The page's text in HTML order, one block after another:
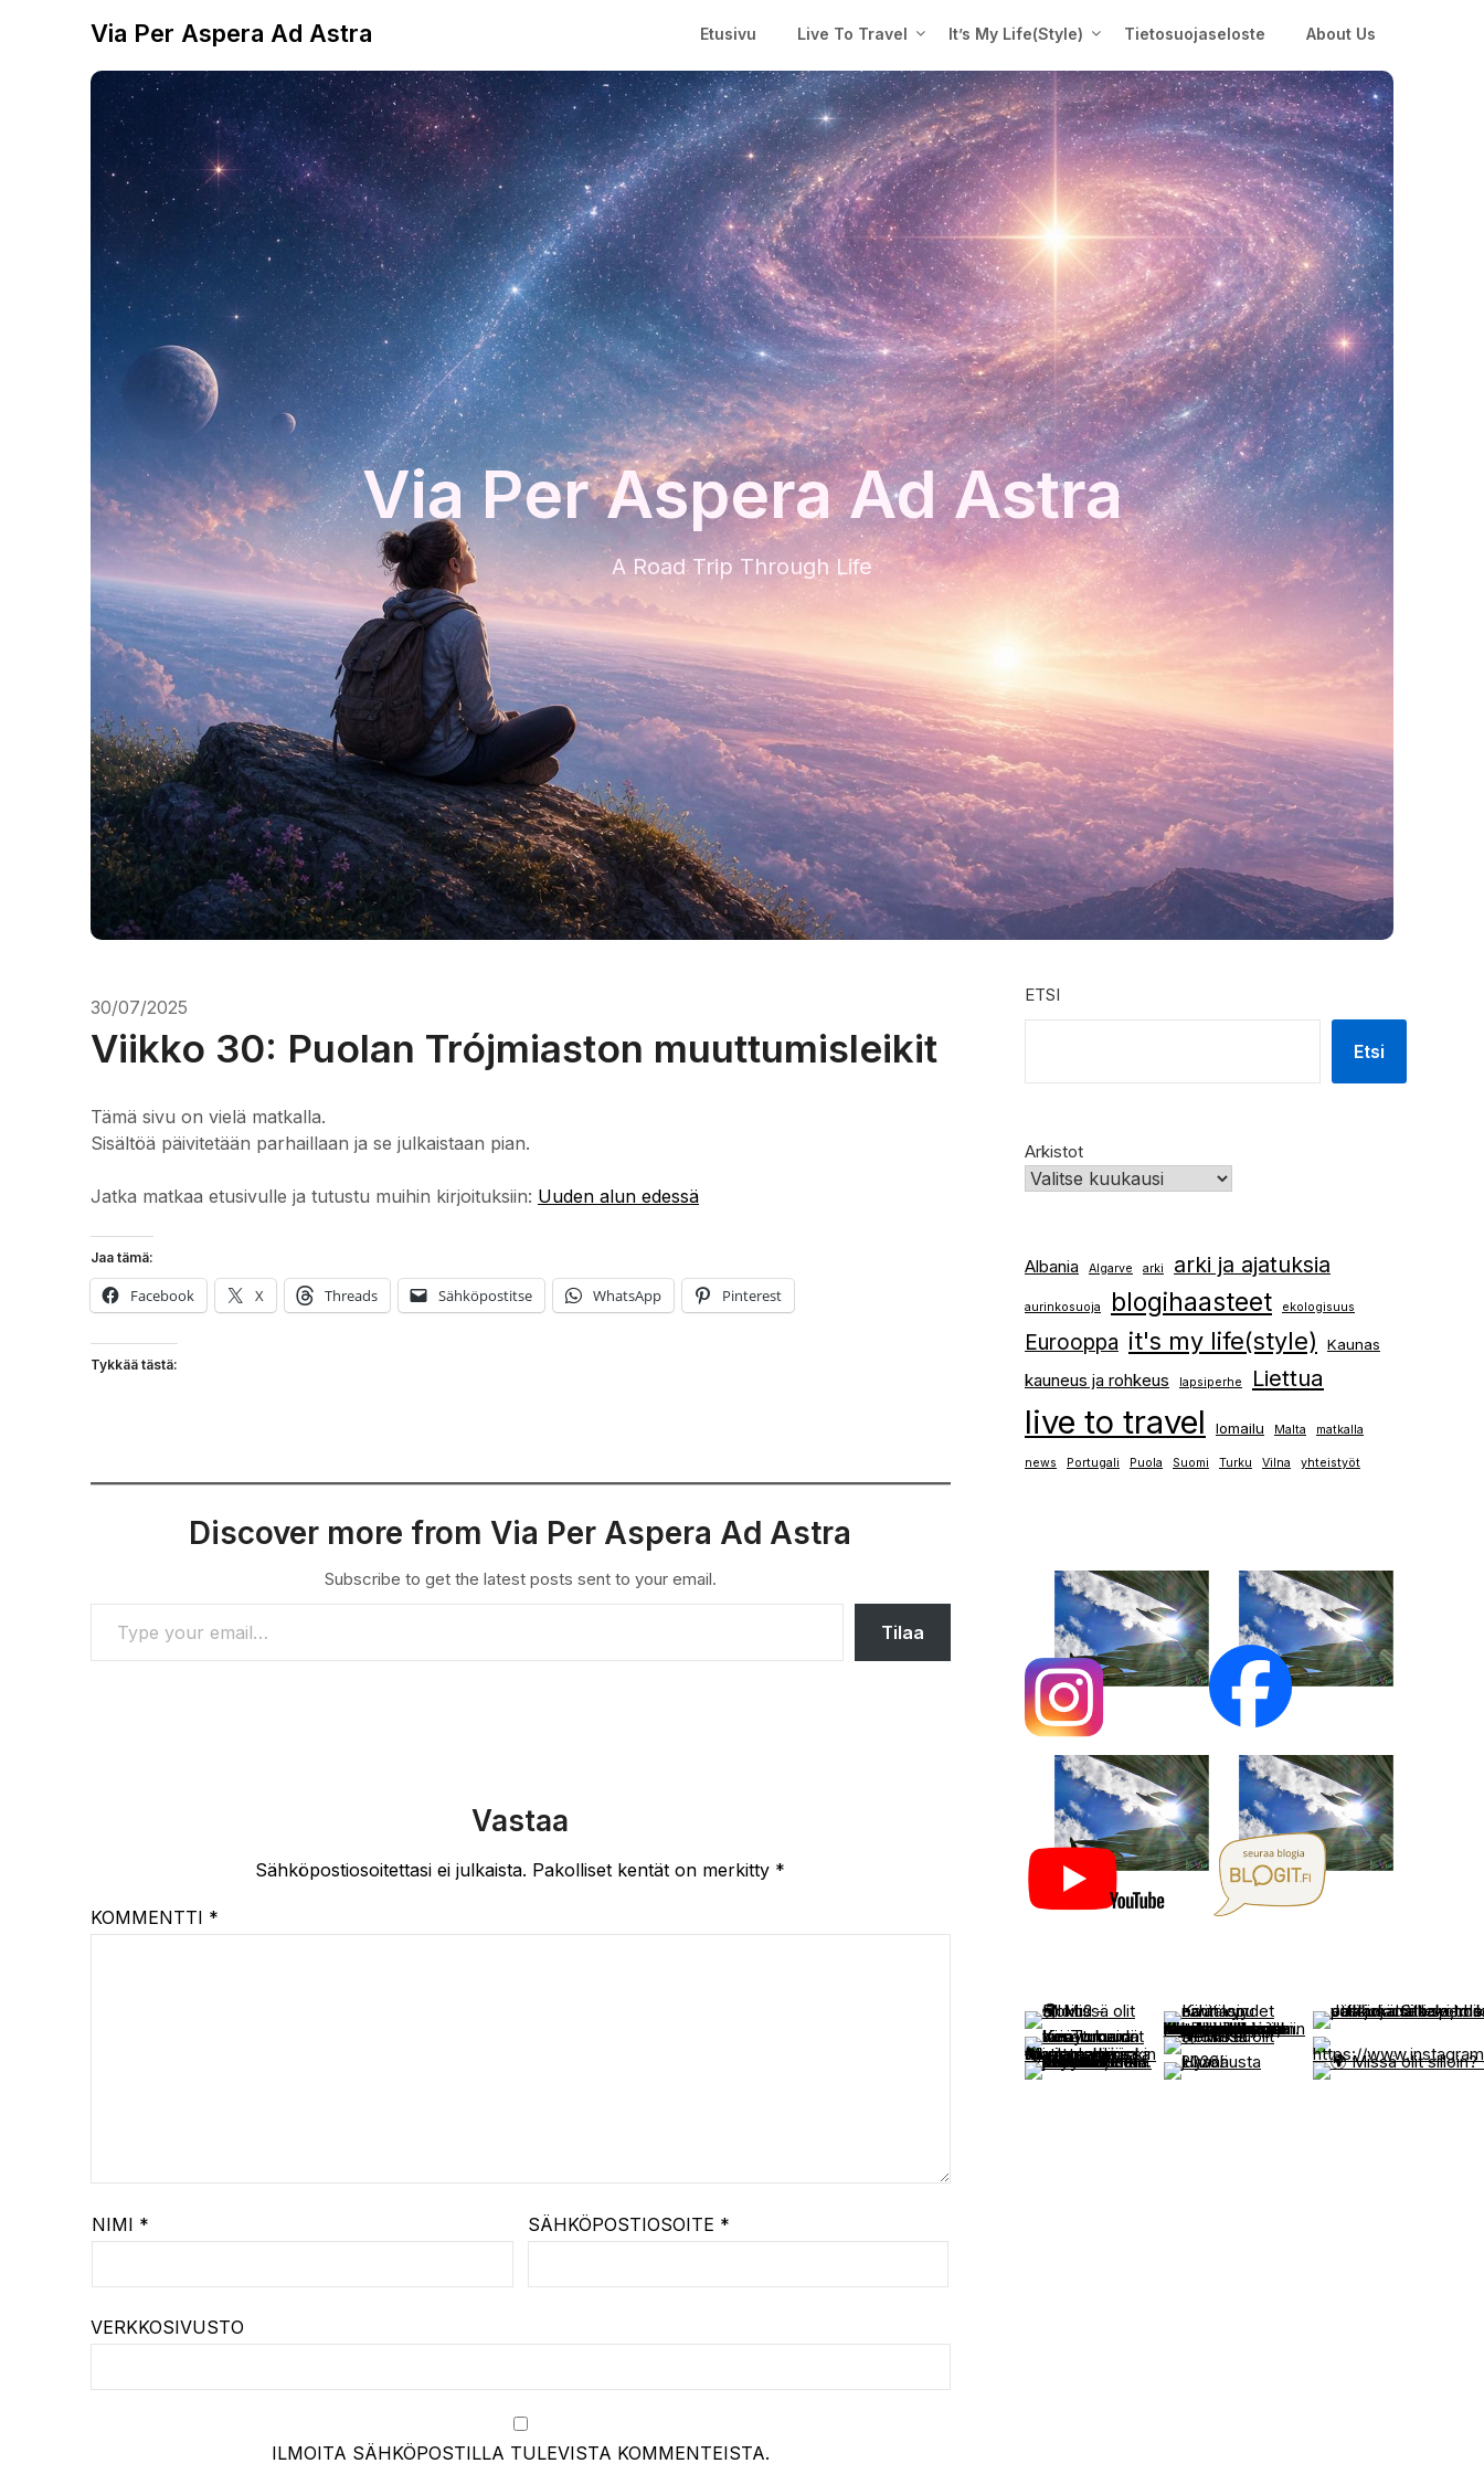
Via Per Aspera Ad Astra Etusivu Live To Travel It’s My Life(Style) Tietosuojaseloste About Us
Via Per Aspera Ad Astra
A Road Trip Through Life
30/07/2025
Viikko 30: Puolan Trójmiaston muuttumisleikit
Tämä sivu on vielä matkalla.
Sisältöä päivitetään parhaillaan ja se julkaistaan pian.
Jatka matkaa etusivulle ja tutustu muihin kirjoituksiin: Uuden alun edessä
Jaa tämä:
Facebook X Threads Sähköpostitse WhatsApp Pinterest
Tykkää tästä:
Discover more from Via Per Aspera Ad Astra
Subscribe to get the latest posts sent to your email.
TYPE YOUR EMAIL…
Tilaa
Vastaa
Sähköpostiosoitettasi ei julkaista. Pakolliset kentät on merkitty *
KOMMENTTI *
NIMI * SÄHKÖPOSTIOSOITE *
VERKKOSIVUSTO
ILMOITA SÄHKÖPOSTILLA TULEVISTA KOMMENTEISTA.
ETSI
Etsi
Arkistot
Albania Algarve arki arki ja ajatuksia
aurinkosuoja blogihaasteet ekologisuus
Eurooppa it's my life(style) Kaunas
kauneus ja rohkeus lapsiperhe Liettua
live to travel lomailu Malta matkalla
news Portugali Puola Suomi Turku Vilna yhteistyöt